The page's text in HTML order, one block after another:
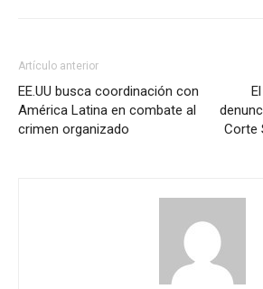
Artículo anterior
EE.UU busca coordinación con
América Latina en combate al
crimen organizado
Corte